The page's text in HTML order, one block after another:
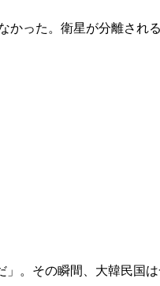
った。衛星が分離され
。その瞬間、大韓民国